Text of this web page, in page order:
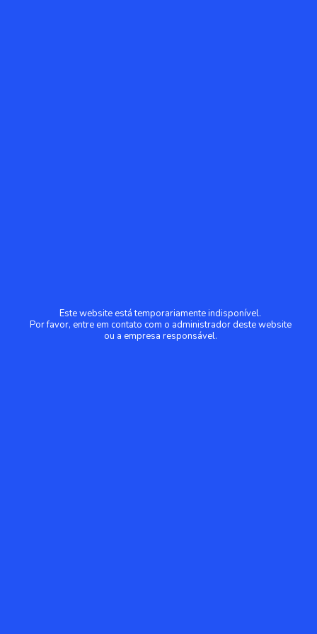
Este website está temporariamente indisponível.
Por favor, entre em contato com o administrador deste website
ou a empresa responsável.